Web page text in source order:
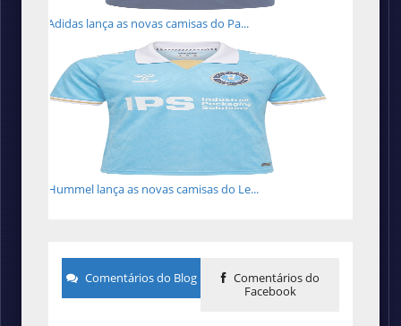
Adidas lança as novas camisas do Pa...
Hummel lança as novas camisas do Le...
Comentários do Blog
Comentários do
Facebook